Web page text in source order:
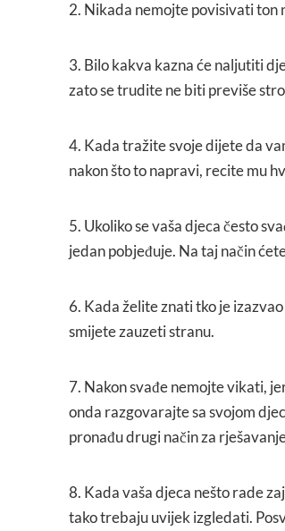
2. Nikada nemojte povisivati ton
3. Bilo kakva kazna će naljutiti
zato se trudite ne biti previše
4. Kada tražite svoje dijete da
nakon što to napravi, recite mu
5. Ukoliko se vaša djeca često
jedan pobjeđuje. Na taj način
6. Kada želite znati tko je
smijete zauzeti stranu.
7. Nakon svađe nemojte vikati,
onda razgovarajte sa svojom
pronađu drugi način za
8. Kada vaša djeca nešto rade
tako trebaju uvijek izgledati.